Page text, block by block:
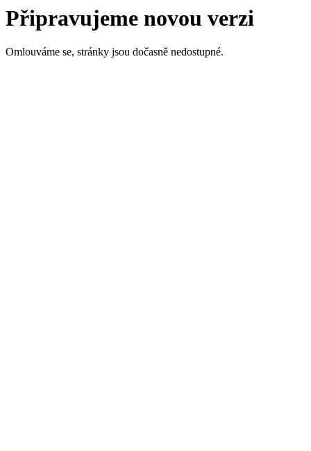
Připravujeme novou verzi
Omlouváme se, stránky jsou dočasně nedostupné.